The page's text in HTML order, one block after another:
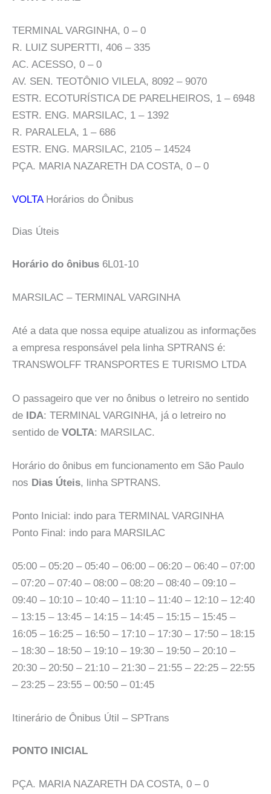
TERMINAL VARGINHA, 0 – 0
R. LUIZ SUPERTTI, 406 – 335
AC. ACESSO, 0 – 0
AV. SEN. TEOTÔNIO VILELA, 8092 – 9070
ESTR. ECOTURÍSTICA DE PARELHEIROS, 1 – 6948
ESTR. ENG. MARSILAC, 1 – 1392
R. PARALELA, 1 – 686
ESTR. ENG. MARSILAC, 2105 – 14524
PÇA. MARIA NAZARETH DA COSTA, 0 – 0
VOLTAHorários do Ônibus
Dias Úteis
Horário do ônibus 6L01-10
MARSILAC – TERMINAL VARGINHA
Até a data que nossa equipe atualizou as informações
a empresa responsável pela linha SPTRANS é:
TRANSWOLFF TRANSPORTES E TURISMO LTDA
O passageiro que ver no ônibus o letreiro no sentido
de IDA: TERMINAL VARGINHA, já o letreiro no
sentido de VOLTA: MARSILAC.
Horário do ônibus em funcionamento em São Paulo
nos Dias Úteis, linha SPTRANS.
Ponto Inicial: indo para TERMINAL VARGINHA
Ponto Final: indo para MARSILAC
05:00 – 05:20 – 05:40 – 06:00 – 06:20 – 06:40 – 07:00
– 07:20 – 07:40 – 08:00 – 08:20 – 08:40 – 09:10 –
09:40 – 10:10 – 10:40 – 11:10 – 11:40 – 12:10 – 12:40
– 13:15 – 13:45 – 14:15 – 14:45 – 15:15 – 15:45 –
16:05 – 16:25 – 16:50 – 17:10 – 17:30 – 17:50 – 18:15
– 18:30 – 18:50 – 19:10 – 19:30 – 19:50 – 20:10 –
20:30 – 20:50 – 21:10 – 21:30 – 21:55 – 22:25 – 22:55
– 23:25 – 23:55 – 00:50 – 01:45
Itinerário de Ônibus Útil – SPTrans
PONTO INICIAL
PÇA. MARIA NAZARETH DA COSTA, 0 – 0